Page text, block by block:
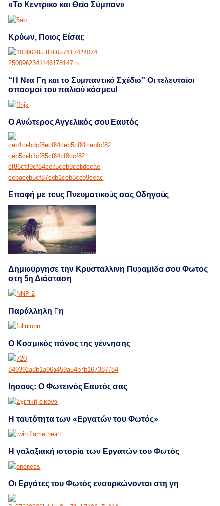
«Το Κεντρικό και Θείο Σύμπαν»
Κρύων, Ποιος Είσαι;
“Η Νέα Γη και το Συμπαντικό Σχέδιο” Οι τελευταίοι
σπασμοί του παλιού κόσμου!
Ο Ανώτερος Αγγελικός σου Εαυτός
Επαφή με τους Πνευματικούς σας Οδηγούς
Δημιούργησε την Κρυστάλλινη Πυραμίδα σου Φωτός
στη 5η Διάσταση
Παράλληλη Γη
Ο Κοσμικός πόνος της γέννησης
Ιησούς: Ο Φωτεινός Εαυτός σας
Η ταυτότητα των «Εργατών του Φωτός»
Η γαλαξιακή ιστορία των Εργατών του Φωτός
Οι Εργάτες του Φωτός ενσαρκώνονται στη γη